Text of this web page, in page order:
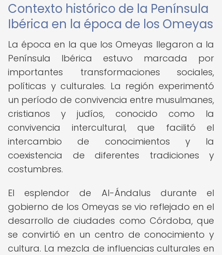
Contexto histórico de la Península
Ibérica en la época de los Omeyas
La época en la que los Omeyas llegaron a la
Península Ibérica estuvo marcada por
importantes transformaciones sociales,
políticas y culturales. La región experimentó
un período de convivencia entre musulmanes,
cristianos y judíos, conocido como la
convivencia intercultural, que facilitó el
intercambio de conocimientos y la
coexistencia de diferentes tradiciones y
costumbres.
El esplendor de Al-Ándalus durante el
gobierno de los Omeyas se vio reflejado en el
desarrollo de ciudades como Córdoba, que
se convirtió en un centro de conocimiento y
cultura. La mezcla de influencias culturales en